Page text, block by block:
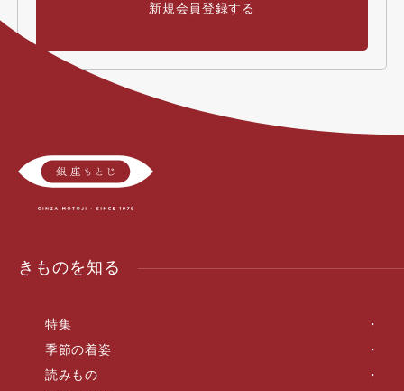
新規会員登録する
きものを知る
特集
季節の着姿
読みもの